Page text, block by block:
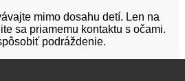
mimo dosahu detí. Len na
sa priamemu kontaktu s očami.
podráždenie.